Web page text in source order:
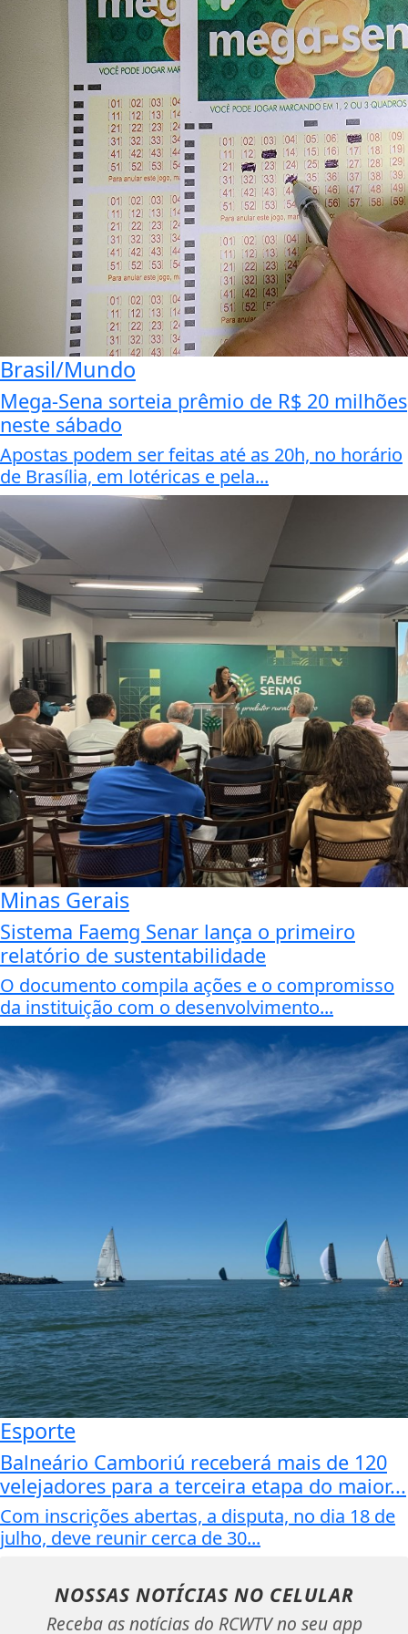
Brasil/Mundo
Mega-Sena sorteia prêmio de R$ 20 milhões
neste sábado
Apostas podem ser feitas até as 20h, no horário
de Brasília, em lotéricas e pela...
Minas Gerais
Sistema Faemg Senar lança o primeiro
relatório de sustentabilidade
O documento compila ações e o compromisso
da instituição com o desenvolvimento...
Esporte
Balneário Camboriú receberá mais de 120
velejadores para a terceira etapa do maior...
Com inscrições abertas, a disputa, no dia 18 de
julho, deve reunir cerca de 30...
NOSSAS NOTÍCIAS NO CELULAR
Receba as notícias do RCWTV no seu app